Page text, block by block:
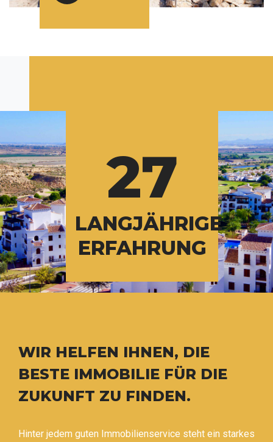
27
LANGJÄHRIGE
ERFAHRUNG
WIR HELFEN IHNEN, DIE
BESTE IMMOBILIE FÜR DIE
ZUKUNFT ZU FINDEN.
Hinter jedem guten Immobilienservice steht ein starkes